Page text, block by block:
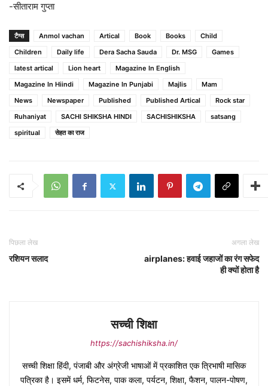
-सीताराम गुप्ता
टैग्स Anmol vachan Artical Book Books
Child
Children
Daily life Dera Sacha Sauda Dr. MSG
Games
latest artical
Lion heart
Magazine In English
Magazine In Hiindi
Magazine In Punjabi Majlis
Mam
News
Newspaper Published Published Artical
Rock star
Ruhaniyat
SACHI SHIKSHA HINDI SACHISHIKSHA
satsang
spiritual
सेहत का राज
पिछला लेख
रशियन सलाद
अगला लेख
airplanes: हवाई जहाजों का रंग सफेद
ही क्यों होता है
सच्ची शिक्षा
https://sachishiksha.in/
सच्ची शिक्षा हिंदी, पंजाबी और अंग्रेजी भाषाओं में प्रकाशित एक त्रिभाषी मासिक
पत्रिका है। इसमें धर्म, फिटनेस, पाक कला, पर्यटन, शिक्षा, फैशन, पालन-पोषण,